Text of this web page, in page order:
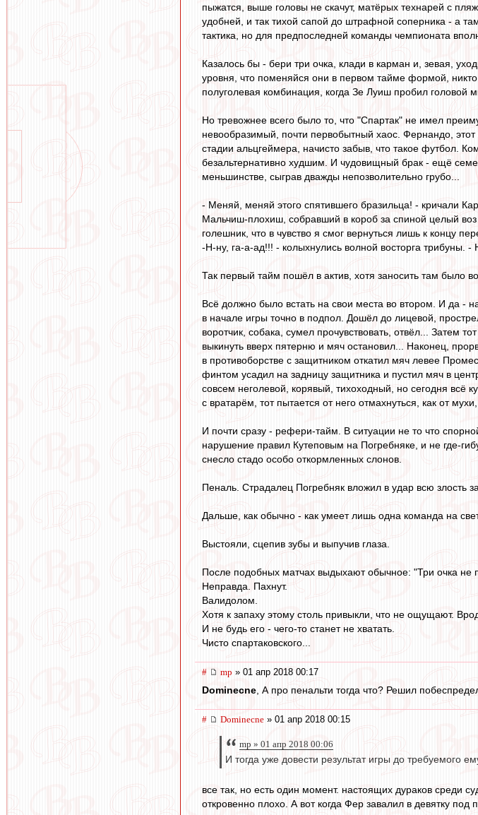
пыжатся, выше головы не скачут, матёрых технарей с
удобней, и так тихой сапой до штрафной соперника - а
тактика, но для предпоследней команды чемпионата
Казалось бы - бери три очка, клади в карман и, зевая,
уровня, что поменяйся они в первом тайме формой,
полуголевая комбинация, когда Зе Луиш пробил головой
Но тревожнее всего было то, что "Спартак" не имел
невообразимый, почти первобытный хаос. Фернандо, этот
стадии альцгеймера, начисто забыв, что такое футбол.
безальтернативно худшим. И чудовищный брак - ещё
меньшинстве, сыграв дважды непозволительно грубо...
- Меняй, меняй этого спятившего бразильца! - кричали
Мальчиш-плохиш, собравший в короб за спиной целый
голешник, что в чувство я смог вернуться лишь к концу
-Н-ну, га-а-ад!!! - колыхнулись волной восторга трибуны. -
Так первый тайм пошёл в актив, хотя заносить там было
Всё должно было встать на свои места во втором. И да -
в начале игры точно в подпол. Дошёл до лицевой,
воротчик, собака, сумел прочувствовать, отвёл... Затем
выкинуть вверх пятерню и мяч остановил... Наконец,
в противоборстве с защитником откатил мяч левее
финтом усадил на задницу защитника и пустил мяч в
совсем неголевой, корявый, тихоходный, но сегодня
с вратарём, тот пытается от него отмахнуться, как от
И почти сразу - рефери-тайм. В ситуации не то что
нарушение правил Кутеповым на Погребняке, и не где-
снесло стадо особо откормленных слонов.
Пеналь. Страдалец Погребняк вложил в удар всю злость
Дальше, как обычно - как умеет лишь одна команда на
Выстояли, сцепив зубы и выпучив глаза.
После подобных матчах выдыхают обычное: "Три очка не
Неправда. Пахнут.
Валидолом.
Хотя к запаху этому столь привыкли, что не ощущают.
И не будь его - чего-то станет не хватать.
Чисто спартаковского...
# mp » 01 апр 2018 00:17
Dominecne, А про пенальти тогда что? Решил
# Dominecne » 01 апр 2018 00:15
mp » 01 апр 2018 00:06
И тогда уже довести результат игры до требуемого
все так, но есть один момент. настоящих дураков среди
откровенно плохо. А вот когда Фер завалил в девятку